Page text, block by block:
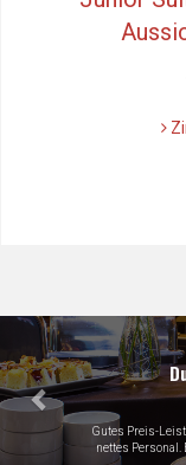
über uns gesagt
Saubere Zimmer,
aus dem Restaurant ist wirklich
Předchozí